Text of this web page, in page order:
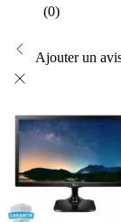
(0)
Ajouter un